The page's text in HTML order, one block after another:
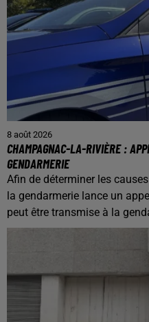
8 août 2026
CHAMPAGNAC-LA-RIVIÈRE :
GENDARMERIE
Afin de déterminer les
la gendarmerie lance un
peut être transmise à la